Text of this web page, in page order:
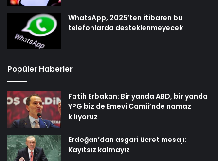
WhatsApp, 2025’ten itibaren bu
telefonlarda desteklenmeyecek
Popüler Haberler
Fatih Erbakan: Bir yanda ABD, bir yanda
YPG biz de Emevi Camii’nde namaz
kılıyoruz
Erdoğan’dan asgari ücret mesajı:
Kayıtsız kalmayız